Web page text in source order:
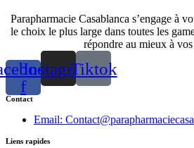
Parapharmacie Casablanca s’engage à
le choix le plus large dans toutes les
répondre au mieux à
f
InstagramTiktok
Contact
Email:
Liens rapides